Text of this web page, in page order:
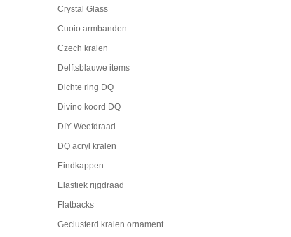
Crystal Glass
Cuoio armbanden
Czech kralen
Delftsblauwe items
Dichte ring DQ
Divino koord DQ
DIY Weefdraad
DQ acryl kralen
Eindkappen
Elastiek rijgdraad
Flatbacks
Geclusterd kralen ornament